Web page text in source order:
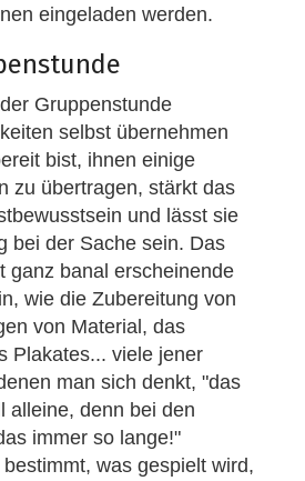
eingeladen werden.
Gruppenstunde
selbst übernehmen
bist, ihnen einige
zu übertragen, stärkt das
und lässt sie
bei der Sache sein. Das
ganz banal erscheinende
wie die Zubereitung von
von Material, das
Plakates... viele jener
man sich denkt, "das
alleine, denn bei den
immer so lange!"
was gespielt wird,